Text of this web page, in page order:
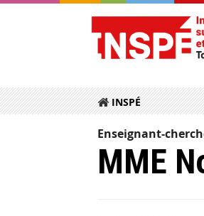
INSPÉ
Enseignant-
MME